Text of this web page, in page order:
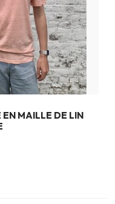
MAILLE DE LIN